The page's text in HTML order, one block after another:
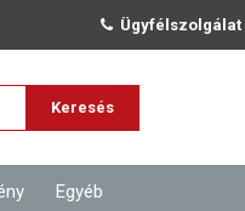
Ügyfélszolgálat
Keresés
Egyéb